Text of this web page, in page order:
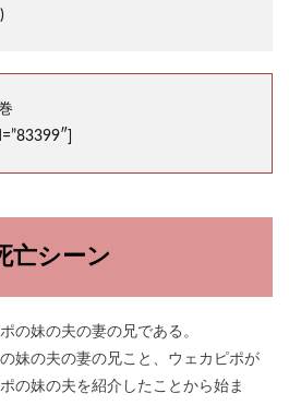
亡シーン
の妹の夫の妻の兄である。
妹の夫の妻の兄こと、ウェカピポが
の妹の夫を紹介したことから始ま